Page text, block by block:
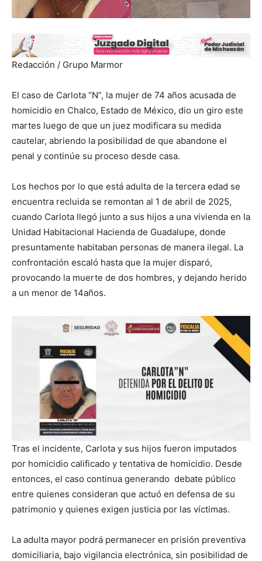
Redacción / Grupo Marmor
El caso de Carlota “N”, la mujer de 74 años acusada de
homicidio en Chalco, Estado de México, dio un giro este
martes luego de que un juez modificara su medida
cautelar, abriendo la posibilidad de que abandone el
penal y continúe su proceso desde casa.
Los hechos por lo que está adulta de la tercera edad se
encuentra recluida se remontan al 1 de abril de 2025,
cuando Carlota llegó junto a sus hijos a una vivienda en la
Unidad Habitacional Hacienda de Guadalupe, donde
presuntamente habitaban personas de manera ilegal. La
confrontación escaló hasta que la mujer disparó,
provocando la muerte de dos hombres, y dejando herido
a un menor de 14años.
Tras el incidente, Carlota y sus hijos fueron imputados
por homicidio calificado y tentativa de homicidio. Desde
entonces, el caso continua generando debate público
entre quienes consideran que actuó en defensa de su
patrimonio y quienes exigen justicia por las víctimas.
La adulta mayor podrá permanecer en prisión preventiva
domiciliaria, bajo vigilancia electrónica, sin posibilidad de